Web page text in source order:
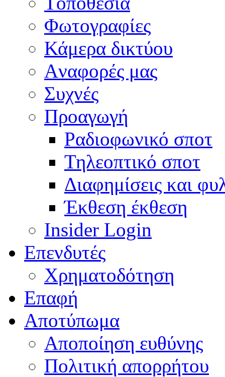
Φωτογραφίες
Κάμερα δικτύου
Aναφορές μας
Συχνές
Προαγωγή
Ραδιοφωνικό σποτ
Τηλεοπτικό σποτ
Διαφημίσεις και
Έκθεση έκθεση
Insider Login
Επενδυτές
Χρηματοδότηση
Eπαφή
Αποτύπωμα
Αποποίηση ευθύνης
Πολιτική απορρήτου